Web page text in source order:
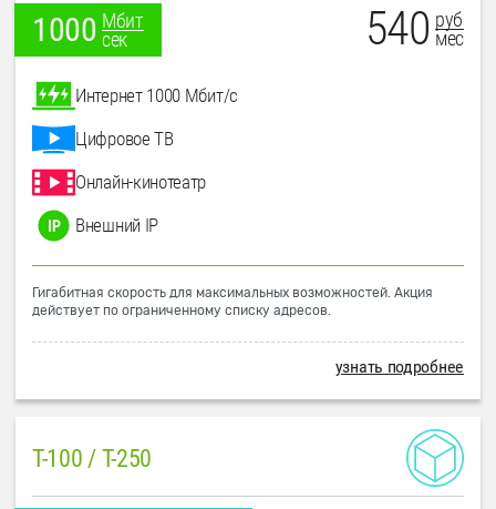
1000 Мбит
сек
540 руб
мес
Интернет 1000 Мбит/с
Цифровое ТВ
Онлайн-кинотеатр
Внешний IP
Гигабитная скорость для максимальных возможностей. Акция
действует по ограниченному списку адресов.
узнать подробнее
T-100 / T-250